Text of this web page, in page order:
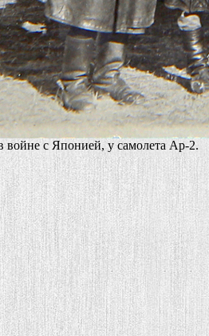
с Японией, у самолета Ар-2.